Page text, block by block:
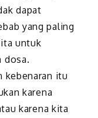
dapat
yang paling
untuk
dosa.
kebenaran itu
karena
karena kita